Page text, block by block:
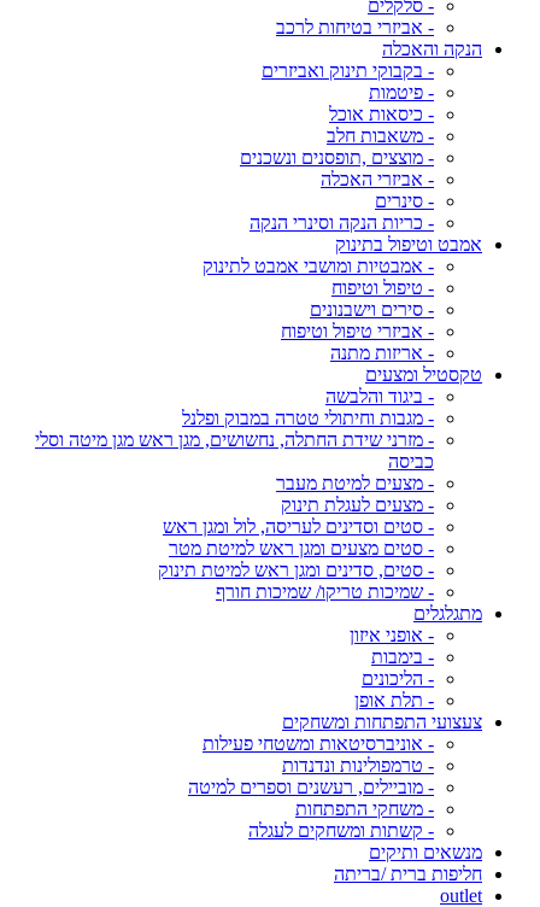
- סלקלים
- אביזרי בטיחות לרכב
הנקה והאכלה
- בקבוקי תינוק ואביזרים
- פיטמות
- כיסאות אוכל
- משאבות חלב
- מוצצים ,תופסנים ונשכנים
- אביזרי האכלה
- סינרים
- כריות הנקה וסינרי הנקה
אמבט וטיפול בתינוק
- אמבטיות ומושבי אמבט לתינוק
- טיפול וטיפוח
- סירים וישבנונים
- אביזרי טיפול וטיפוח
- אריזות מתנה
טקסטיל ומצעים
- ביגוד והלבשה
- מגבות וחיתולי טטרה במבוק ופלנל
- מזרני שידת החתלה, נחשושים, מגן ראש מגן מיטה וסלי
כביסה
- מצעים למיטת מעבר
- מצעים לעגלת תינוק
- סטים וסדינים לעריסה, לול ומגן ראש
- סטים מצעים ומגן ראש למיטת מטר
- סטים, סדינים ומגן ראש למיטת תינוק
- שמיכות טריקו/ שמיכות חורף
מתגלגלים
- אופני איזון
- בימבות
- הליכונים
- תלת אופן
צעצועי התפתחות ומשחקים
- אוניברסיטאות ומשטחי פעילות
- טרמפולינות ונדנדות
- מוביילים, רעשנים וספרים למיטה
- משחקי התפתחות
- קשתות ומשחקים לעגלה
מנשאים ותיקים
חליפות ברית /בריתה
outlet